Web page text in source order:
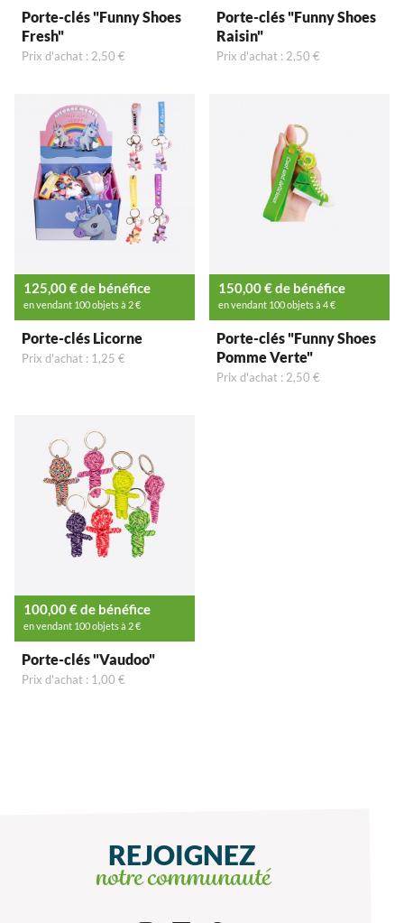
Porte-clés "Funny Shoes
Fresh"
Prix d'achat : 2,50 €
Porte-clés "Funny Shoes
Raisin"
Prix d'achat : 2,50 €
Porte-clés Licorne
125,00 € de bénéfice
en vendant 100 objets à 2 €
Prix d'achat : 1,25 €
Porte-clés "Funny Shoes
Pomme Verte"
150,00 € de bénéfice
en vendant 100 objets à 4 €
Prix d'achat : 2,50 €
Porte-clés "Vaudoo"
100,00 € de bénéfice
en vendant 100 objets à 2 €
Prix d'achat : 1,00 €
REJOIGNEZ
notre communauté